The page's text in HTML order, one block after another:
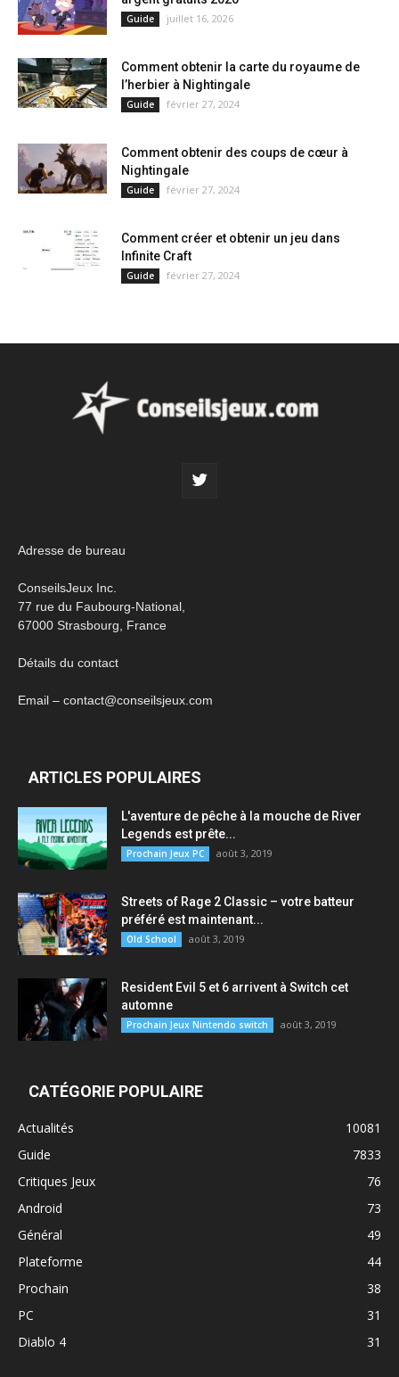
Guide juillet 16, 2026
Comment obtenir la carte du royaume de
l’herbier à Nightingale
Guide février 27, 2024
Comment obtenir des coups de cœur à
Nightingale
Guide février 27, 2024
Comment créer et obtenir un jeu dans
Infinite Craft
Guide février 27, 2024
Adresse de bureau
ConseilsJeux Inc.
77 rue du Faubourg-National,
67000 Strasbourg, France
Détails du contact
Email – contact@conseilsjeux.com
ARTICLES POPULAIRES
L'aventure de pêche à la mouche de River
Legends est prête...
Prochain Jeux PC août 3, 2019
Streets of Rage 2 Classic – votre batteur
préféré est maintenant...
Old School août 3, 2019
Resident Evil 5 et 6 arrivent à Switch cet
automne
Prochain Jeux Nintendo switch août 3, 2019
CATÉGORIE POPULAIRE
Actualités
10081
Guide
7833
Critiques Jeux
76
Android
73
Général
49
Plateforme
44
Prochain
38
PC
31
Diablo 4
31